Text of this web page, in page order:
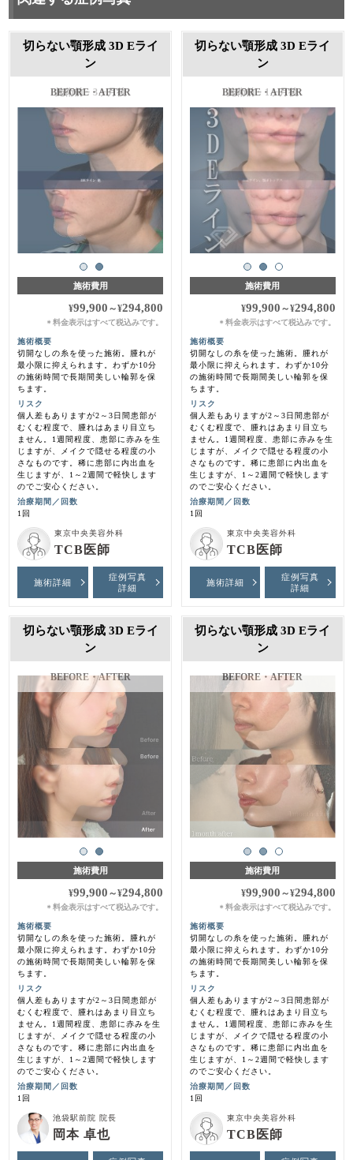
切らない顎形成 3D Eライ
ン
施術前・3ヶ月後
施術費用
¥99,900 ～¥294,800
＊料金表示はすべて税込みです。
施術概要
切開なしの糸を使った施術。腫れが
最小限に抑えられます。わずか10分
の施術時間で長期間美しい輪郭を保
ちます。
リスク
個人差もありますが2～3日間患部が
むくむ程度で、腫れはあまり目立ち
ません。1週間程度、患部に赤みを生
じますが、メイクで隠せる程度の小
さなものです。稀に患部に内出血を
生じますが、1～2週間で軽快します
のでご安心ください。
治療期間／回数
1回
東京中央美容外科
TCB医師
施術詳細
症例写真
詳細
切らない顎形成 3D Eライ
ン
施術前・1ヶ月後
施術費用
¥99,900 ～¥294,800
＊ 料金表示はすべて税込みです。
施術概要
切開なしの糸を使った施術。腫れが
最小限に抑えられます。わずか10分
の施術時間で長期間美しい輪郭を保
ちます。
リスク
個人差もありますが2～3日間患部が
むくむ程度で、腫れはあまり目立ち
ません。1週間程度、患部に赤みを生
じますが、メイクで隠せる程度の小
さなものです。稀に患部に内出血を
生じますが、1～2週間で軽快します
のでご安心ください。
治療期間／回数
1回
東京中央美容外科
TCB医師
施術詳細
症例写真
詳細
切らない顎形成 3D Eライ
ン
施術費用
¥99,900 ～¥294,800
＊料金表示はすべて税込みです。
施術概要
切開なしの糸を使った施術。腫れが
最小限に抑えられます。わずか10分
の施術時間で長期間美しい輪郭を保
ちます。
リスク
個人差もありますが2～3日間患部が
むくむ程度で、腫れはあまり目立ち
ません。1週間程度、患部に赤みを生
じますが、メイクで隠せる程度の小
さなものです。稀に患部に内出血を
生じますが、1～2週間で軽快します
のでご安心ください。
治療期間／回数
1回
池袋駅前院 院長
岡本 卓也
切らない顎形成 3D Eライ
ン
施術費用
¥99,900 ～¥294,800
＊ 料金表示はすべて税込みです。
施術概要
切開なしの糸を使った施術。腫れが
最小限に抑えられます。わずか10分
の施術時間で長期間美しい輪郭を保
ちます。
リスク
個人差もありますが2～3日間患部が
むくむ程度で、腫れはあまり目立ち
ません。1週間程度、患部に赤みを生
じますが、メイクで隠せる程度の小
さなものです。稀に患部に内出血を
生じますが、1～2週間で軽快します
のでご安心ください。
治療期間／回数
1回
東京中央美容外科
TCB医師